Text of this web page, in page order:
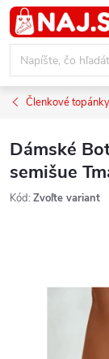
Prejsť
na
obsah
Členkové topánky
Dámské
semišue
Kód: Zvoľte variant